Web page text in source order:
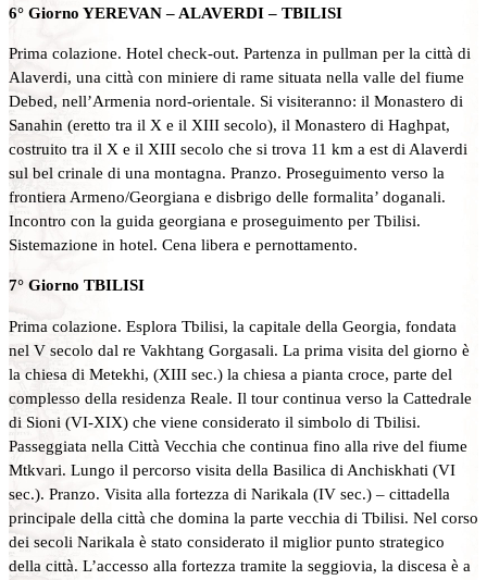
6° Giorno YEREVAN – ALAVERDI – TBILISI
Prima colazione. Hotel check-out. Partenza in pullman per la città di
Alaverdi, una città con miniere di rame situata nella valle del fiume
Debed, nell’Armenia nord-orientale. Si visiteranno: il Monastero di
Sanahin (eretto tra il X e il XIII secolo), il Monastero di Haghpat,
costruito tra il X e il XIII secolo che si trova 11 km a est di Alaverdi
sul bel crinale di una montagna. Pranzo. Proseguimento verso la
frontiera Armeno/Georgiana e disbrigo delle formalitа’ doganali.
Incontro con la guida georgiana e proseguimento per Tbilisi.
Sistemazione in hotel. Cena libera e pernottamento.
7° Giorno TBILISI
Prima colazione. Esplora Tbilisi, la capitale della Georgia, fondata
nel V secolo dal re Vakhtang Gorgasali. La prima visita del giorno è
la chiesa di Metekhi, (XIII sec.) la chiesa a pianta croce, parte del
complesso della residenza Reale. Il tour continua verso la Cattedrale
di Sioni (VI-XIX) che viene considerato il simbolo di Tbilisi.
Passeggiata nella Città Vecchia che continua fino alla rive del fiume
Mtkvari. Lungo il percorso visita della Basilica di Anchiskhati (VI
sec.). Pranzo. Visita alla fortezza di Narikala (IV sec.) – cittadella
principale della città che domina la parte vecchia di Tbilisi. Nel corso
dei secoli Narikala è stato considerato il miglior punto strategico
della città. L’accesso alla fortezza tramite la seggiovia, la discesa è a